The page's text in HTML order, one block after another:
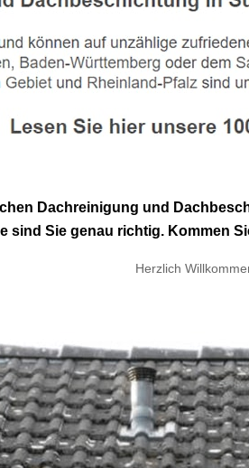
Dachreinigung und
sind Sie genau richtig. Kommen
Herzlich